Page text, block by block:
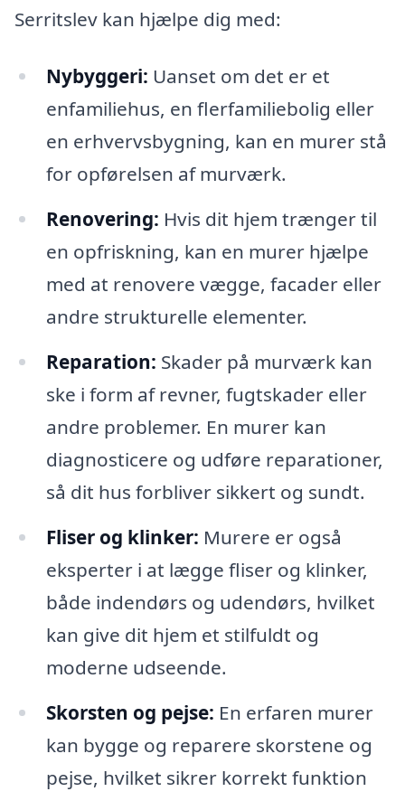
Serritslev kan hjælpe dig med:
Nybyggeri: Uanset om det er et
enfamiliehus, en flerfamiliebolig eller
en erhvervsbygning, kan en murer stå
for opførelsen af murværk.
Renovering: Hvis dit hjem trænger til
en opfriskning, kan en murer hjælpe
med at renovere vægge, facader eller
andre strukturelle elementer.
Reparation: Skader på murværk kan
ske i form af revner, fugtskader eller
andre problemer. En murer kan
diagnosticere og udføre reparationer,
så dit hus forbliver sikkert og sundt.
Fliser og klinker: Murere er også
eksperter i at lægge fliser og klinker,
både indendørs og udendørs, hvilket
kan give dit hjem et stilfuldt og
moderne udseende.
Skorsten og pejse: En erfaren murer
kan bygge og reparere skorstene og
pejse, hvilket sikrer korrekt funktion